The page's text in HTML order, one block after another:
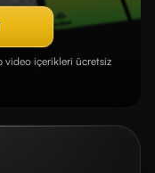
video içerikleri ücretsiz